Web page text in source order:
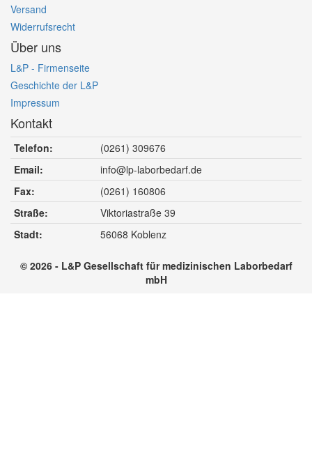
Versand
Widerrufsrecht
Über uns
L&P - Firmenseite
Geschichte der L&P
Impressum
Kontakt
Telefon:
(0261) 309676
Email:
info@lp-laborbedarf.de
Fax:
(0261) 160806
Straße:
Viktoriastraße 39
Stadt:
56068 Koblenz
© 2026 - L&P Gesellschaft für medizinischen Laborbedarf
mbH